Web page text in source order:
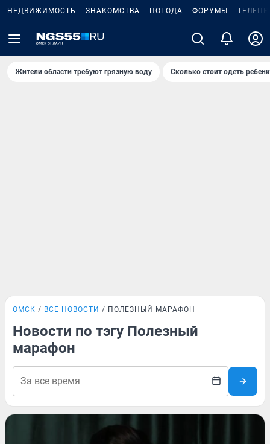
НЕДВИЖИМОСТЬ ЗНАКОМСТВА ПОГОДА ФОРУМЫ
Жители области требуют грязную воду Сколько стоит одеть
ОМСК ВСЕ НОВОСТИ ПОЛЕЗНЫЙ МАРАФОН
Новости по тэгу Полезный
марафон